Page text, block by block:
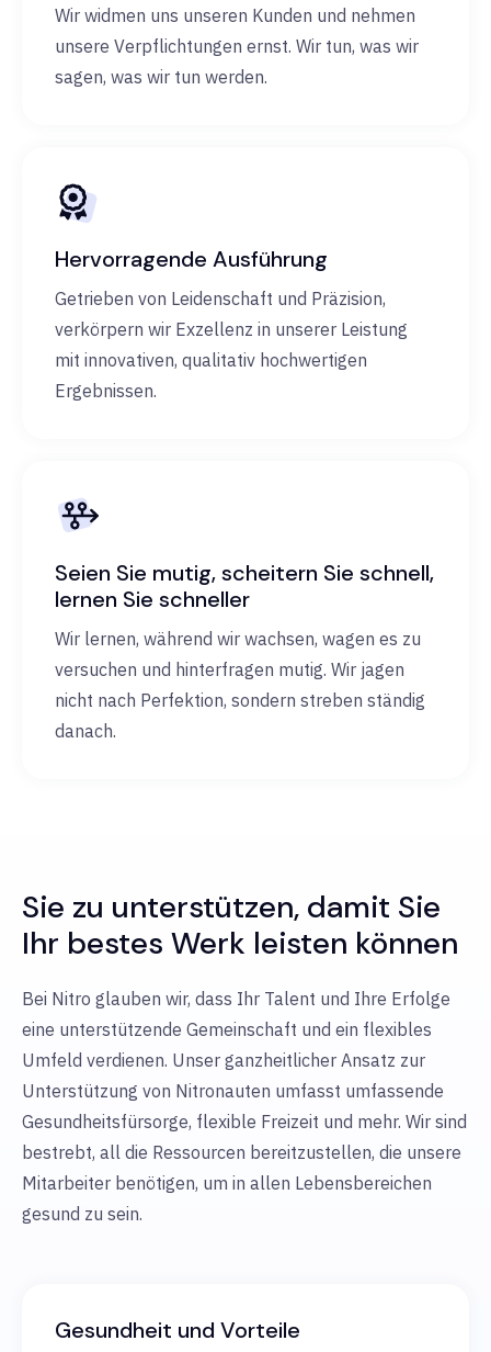
Wir widmen uns unseren Kunden und nehmen
unsere Verpflichtungen ernst. Wir tun, was wir
sagen, was wir tun werden.
Hervorragende Ausführung
Getrieben von Leidenschaft und Präzision,
verkörpern wir Exzellenz in unserer Leistung
mit innovativen, qualitativ hochwertigen
Ergebnissen.
Seien Sie mutig, scheitern Sie schnell,
lernen Sie schneller
Wir lernen, während wir wachsen, wagen es zu
versuchen und hinterfragen mutig. Wir jagen
nicht nach Perfektion, sondern streben ständig
danach.
Sie zu unterstützen, damit Sie
Ihr bestes Werk leisten können
Bei Nitro glauben wir, dass Ihr Talent und Ihre Erfolge
eine unterstützende Gemeinschaft und ein flexibles
Umfeld verdienen. Unser ganzheitlicher Ansatz zur
Unterstützung von Nitronauten umfasst umfassende
Gesundheitsfürsorge, flexible Freizeit und mehr. Wir sind
bestrebt, all die Ressourcen bereitzustellen, die unsere
Mitarbeiter benötigen, um in allen Lebensbereichen
gesund zu sein.
Gesundheit und Vorteile